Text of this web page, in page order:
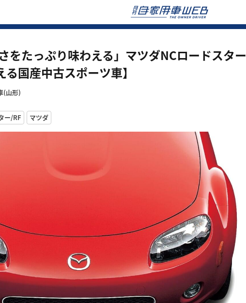
をたっぷり味わえる」マツダNCロードスター
る国産中古スポーツ車】
(山形)
ー/RF マツダ